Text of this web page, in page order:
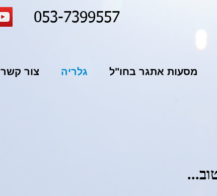
מסעות אתגר בחו"ל גלריה צור קשר
053-7399557